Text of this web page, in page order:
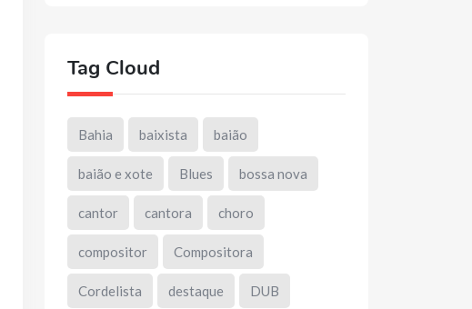
Tag Cloud
Bahia baixista baião
baião e xote Blues bossa nova
cantor cantora choro
compositor Compositora
Cordelista destaque DUB